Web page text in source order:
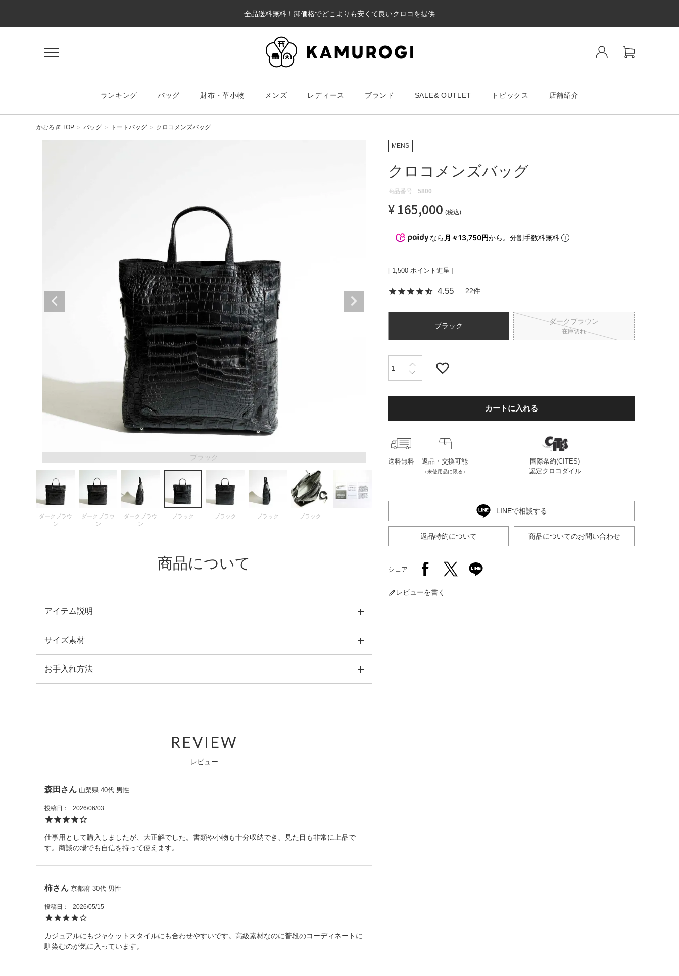
全品送料無料！卸価格でどこよりも安くて良いクロコを提供
ランキング バッグ 財布・革小物 メンズ レディース ブランド SALE& OUTLET トピックス 店舗紹介
KEYWORD #キーワード
ハンドバッグ
トートバッグ
ショルダーバッグ
リュックサック
L字型サイフ
ベルト
ラウンド財布
ブランド
Christiano Romeo
MaturiJAPAN
ランキング トピックス
INFORMATION 会員登録 メルマガ登録・解除 個人情報の取り扱い
FOLLOW US
かむろぎ TOP バッグ トートバッグ クロコメンズバッグ
ブラック ブラック
ダークブラウ
ン
ダークブラウ
ン
ダークブラウ
ン
ブラック ブラック ブラック ブラック
MENS
クロコメンズバッグ
商品番号 5800
¥ 165,000 税込
なら 月々13,750円から。分割手数料無料
[ 1,500 ポイント進呈 ]
4.55 22
ブラック
ダークブラウン
在庫切れ
カートに入れる
送料無料 返品・交換可能
（未使用品に限る）
国際条約(CITES)
認定クロコダイル
LINEで相談する
返品特約について 商品についてのお問い合わせ
シェア
レビューを書く
商品について
アイテム説明
なっています。
サイズ素材
お手入れ方法
・洗濯機は使用しないでください。クリーニング専門店をご利用ください。
・熱源や日光に長時間晒さないでください。
・ご使用のたびに、専用ポーチに入れてから箱に収納し、光や埃、湿気を避けてください。
REVIEW
レビュー
森田 山梨県 40代 男性
投稿日 2026/06/03
仕事用として購入しましたが、大正解でした。書類や小物も十分収納でき、見た目も非常に上品で
す。商談の場でも自信を持って使えます。
柿 京都府 30代 男性
投稿日 2026/05/15
カジュアルにもジャケットスタイルにも合わせやすいです。高級素材なのに普段のコーディネートに
馴染むのが気に入っています。